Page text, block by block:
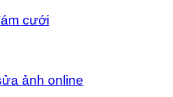
cưới
ảnh online